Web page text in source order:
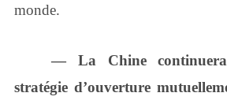
monde.
― La Chine
stratégie d’ouverture